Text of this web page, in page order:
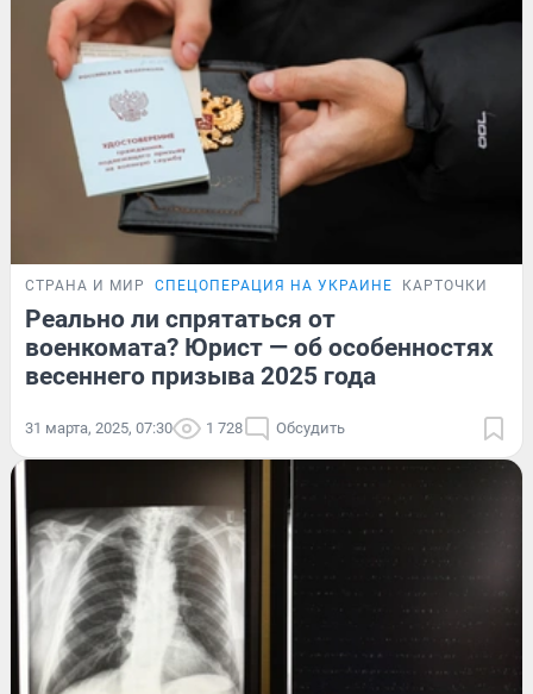
СТРАНА И МИР СПЕЦОПЕРАЦИЯ НА УКРАИНЕ КАРТОЧКИ
Реально ли спрятаться от
военкомата? Юрист — об особенностях
весеннего призыва 2025 года
31 марта, 2025, 07:30 1 728 Обсудить